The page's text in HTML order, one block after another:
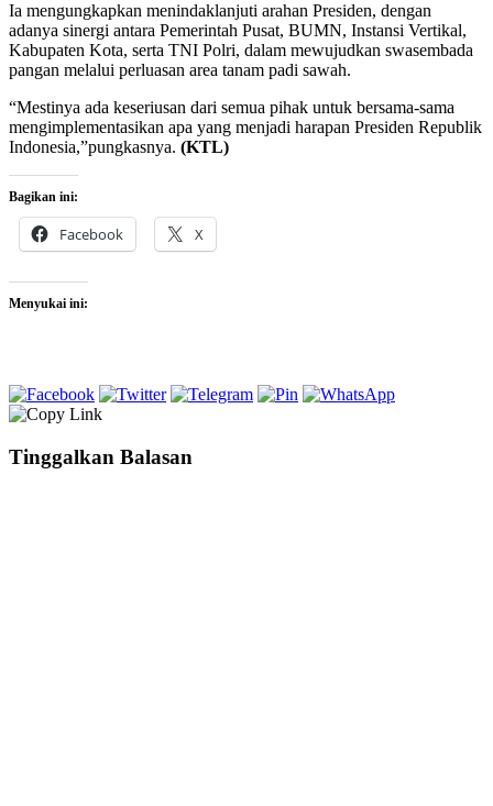
Ia mengungkapkan menindaklanjuti arahan Presiden, dengan
adanya sinergi antara Pemerintah Pusat, BUMN, Instansi Vertikal,
Kabupaten Kota, serta TNI Polri, dalam mewujudkan swasembada
pangan melalui perluasan area tanam padi sawah.
“Mestinya ada keseriusan dari semua pihak untuk bersama-sama
mengimplementasikan apa yang menjadi harapan Presiden Republik
Indonesia,”pungkasnya. (KTL)
Bagikan ini:
Facebook X
Menyukai ini:
Tinggalkan Balasan